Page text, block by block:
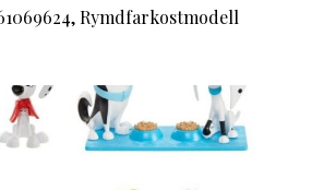
Rymdfarkostmodell